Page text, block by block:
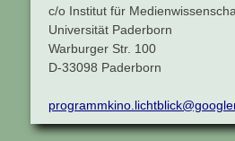
c/o Institut für
Universität Paderborn
Warburger Str. 100
D-33098 Paderborn